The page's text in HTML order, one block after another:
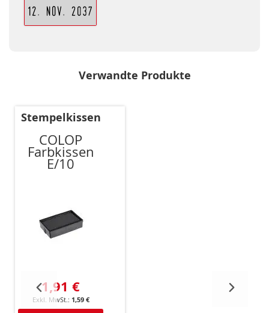
Verwandte Produkte
Stempelkissen
COLOP
Farbkissen
E/10
1,91 €
1,59 €